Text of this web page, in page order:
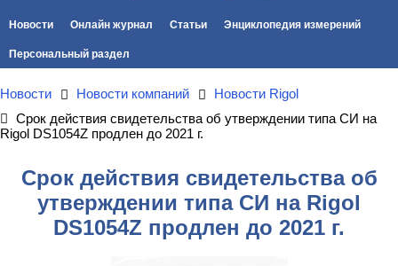
Новости Онлайн журнал Статьи Энциклопедия измерений
Персональный раздел
Новости Новости компаний
Новости Rigol
Срок действия свидетельства об утверждении типа СИ на
Rigol DS1054Z продлен до 2021 г.
Срок действия свидетельства об
утверждении типа СИ на Rigol
DS1054Z продлен до 2021 г.